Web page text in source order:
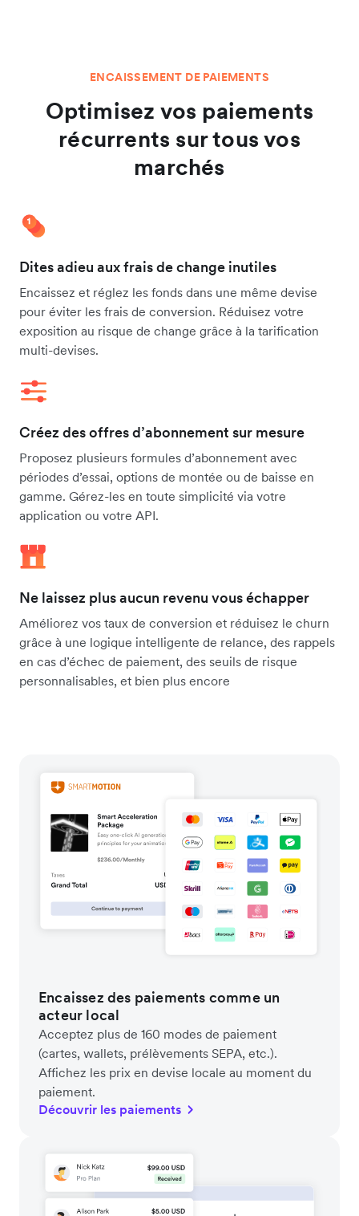
ENCAISSEMENT DE PAIEMENTS
Optimisez vos paiements
récurrents sur tous vos
marchés
Dites adieu aux frais de change inutiles
Encaissez et réglez les fonds dans une même devise
pour éviter les frais de conversion. Réduisez votre
exposition au risque de change grâce à la tarification
multi-devises.
Créez des offres d’abonnement sur mesure
Proposez plusieurs formules d’abonnement avec
périodes d’essai, options de montée ou de baisse en
gamme. Gérez-les en toute simplicité via votre
application ou votre API.
Ne laissez plus aucun revenu vous échapper
Améliorez vos taux de conversion et réduisez le churn
grâce à une logique intelligente de relance, des rappels
en cas d’échec de paiement, des seuils de risque
personnalisables, et bien plus encore
Encaissez des paiements comme un
acteur local
Acceptez plus de 160 modes de paiement
(cartes, wallets, prélèvements SEPA, etc.).
Affichez les prix en devise locale au moment du
paiement.
Découvrir les paiements